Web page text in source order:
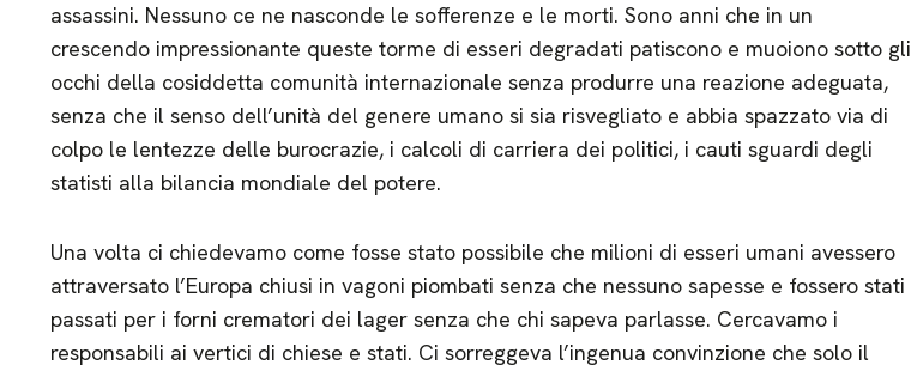
assassini. Nessuno ce ne nasconde le sofferenze e le morti. Sono anni che in un
crescendo impressionante queste torme di esseri degradati patiscono e muoiono sotto gli
occhi della cosiddetta comunità internazionale senza produrre una reazione adeguata,
senza che il senso dell’unità del genere umano si sia risvegliato e abbia spazzato via di
colpo le lentezze delle burocrazie, i calcoli di carriera dei politici, i cauti sguardi degli
statisti alla bilancia mondiale del potere.
Una volta ci chiedevamo come fosse stato possibile che milioni di esseri umani avessero
attraversato l’Europa chiusi in vagoni piombati senza che nessuno sapesse e fossero stati
passati per i forni crematori dei lager senza che chi sapeva parlasse. Cercavamo i
responsabili ai vertici di chiese e stati. Ci sorreggeva l’ingenua convinzione che solo il